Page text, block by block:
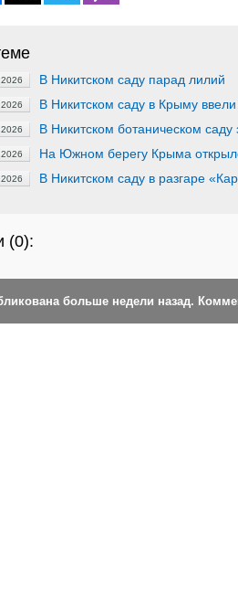
В Никитском саду парад лилий
В Никитском саду в Крыму
В Никитском ботаническом
На Южном берегу Крыма
В Никитском саду в разгаре
(0):
больше недели назад.